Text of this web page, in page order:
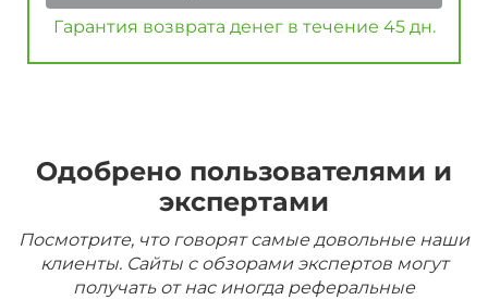
Гарантия возврата денег в течение 45 дн.
Одобрено пользователями и
экспертами
Посмотрите, что говорят самые довольные наши
клиенты. Сайты с обзорами экспертов могут
получать от нас иногда реферальные